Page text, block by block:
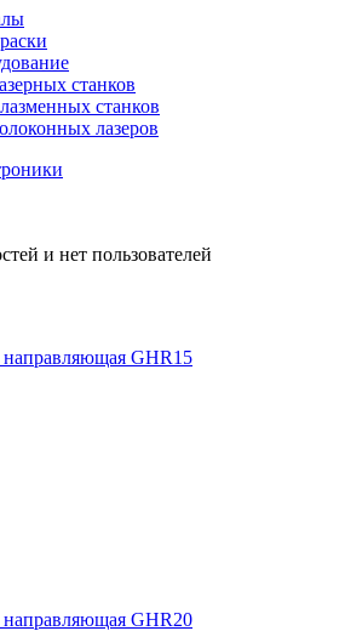
станков
станков
лазеров
и нет пользователей
направляющая GHR15
направляющая GHR20